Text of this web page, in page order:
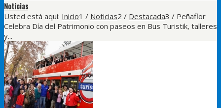
Noticias
Usted está aquí: Inicio1 / Noticias2 / Destacada3 / Peñaflor
Celebra Día del Patrimonio con paseos en Bus Turistik, talleres
y...